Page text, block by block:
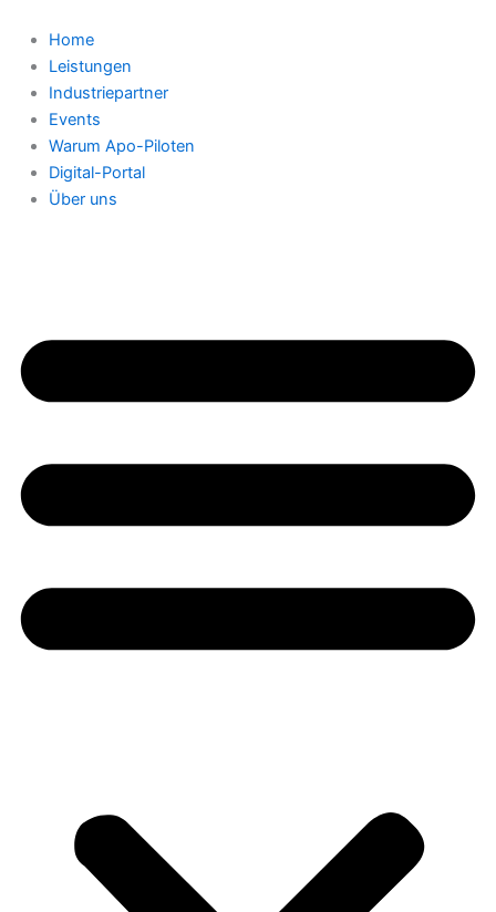
Inhalt
springen
Home
Leistungen
Industriepartner
Events
Warum Apo-Piloten
Digital-Portal
Über uns